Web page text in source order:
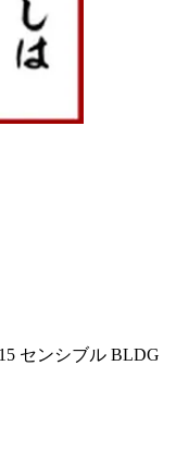
センシブル BLDG